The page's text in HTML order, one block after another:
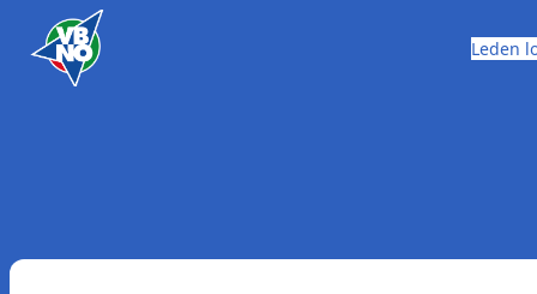
Skip to content
Leden